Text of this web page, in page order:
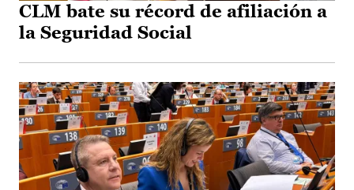
CLM bate su récord de afiliación a
la Seguridad Social